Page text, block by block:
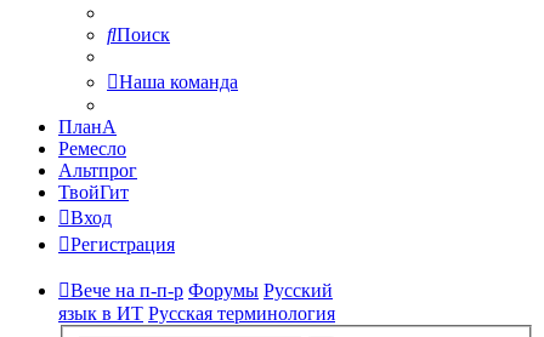
Поиск
Наша команда
ПланА
Ремесло
Альтпрог
ТвойГит
Вход
Регистрация
Вече на п-п-р Форумы Русский
язык в ИТ Русская терминология